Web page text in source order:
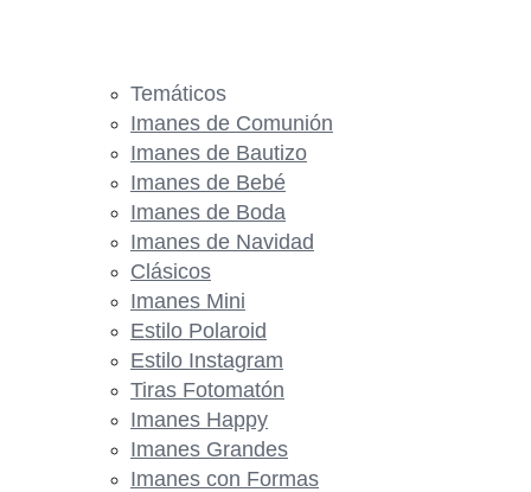
Temáticos
Imanes de Comunión
Imanes de Bautizo
Imanes de Bebé
Imanes de Boda
Imanes de Navidad
Clásicos
Imanes Mini
Estilo Polaroid
Estilo Instagram
Tiras Fotomatón
Imanes Happy
Imanes Grandes
Imanes con Formas